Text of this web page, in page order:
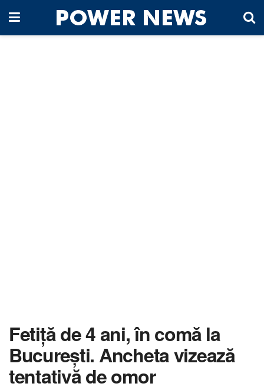
Fetiță de 4 ani, în comă la
București. Ancheta vizează
tentativă de omor